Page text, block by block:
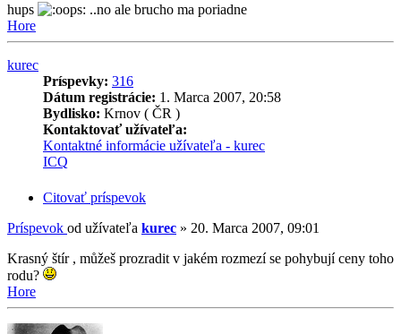
hups
..no ale brucho ma poriadne
Hore
kurec
Príspevky: 316
Dátum registrácie: 1. Marca 2007, 20:58
Bydlisko: Krnov ( ČR )
Kontaktovať užívateľa:
Kontaktné informácie užívateľa - kurec
ICQ
Citovať príspevok
Príspevok od užívateľa kurec » 20. Marca 2007, 09:01
Krasný štír , můžeš prozradit v jakém rozmezí se pohybují ceny toho
rodu?
Hore